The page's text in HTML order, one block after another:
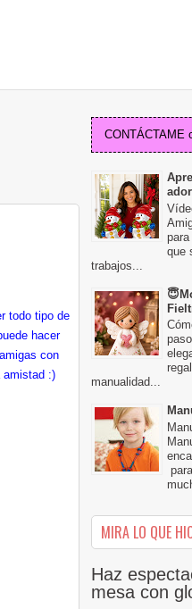
todo tipo de
hacer
con
amistad :)
CONTÁCTAME
que
trabajos...
manualidad...
MIRA LO QUE
Haz
mesa con